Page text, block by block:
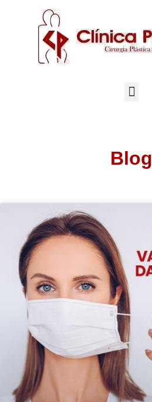
Blog